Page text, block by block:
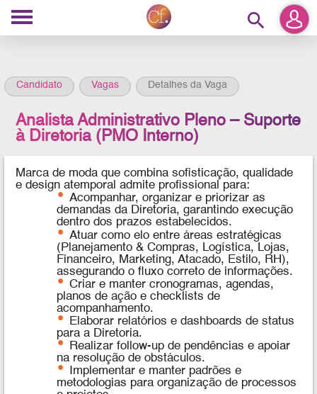
search
Candidato Vagas Detalhes da Vaga
Analista Administrativo Pleno – Suporte
à Diretoria (PMO Interno)
Marca de moda que combina sofisticação, qualidade
e design atemporal admite profissional para:
Acompanhar, organizar e priorizar as
demandas da Diretoria, garantindo execução
dentro dos prazos estabelecidos.
Atuar como elo entre áreas estratégicas
(Planejamento & Compras, Logística, Lojas,
Financeiro, Marketing, Atacado, Estilo, RH),
assegurando o fluxo correto de informações.
Criar e manter cronogramas, agendas,
planos de ação e checklists de
acompanhamento.
Elaborar relatórios e dashboards de status
para a Diretoria.
Realizar follow-up de pendências e apoiar
na resolução de obstáculos.
Implementar e manter padrões e
metodologias para organização de processos